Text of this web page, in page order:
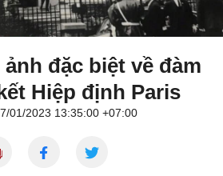
đặc biệt về đàm
Hiệp định Paris
01/2023 13:35:00 +07:00